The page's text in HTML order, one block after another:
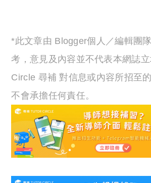
*此文章由 Blogger個人／編輯團
考，意見及內容並不代表本網誌
Circle 尋補 對信息或內容所招至
不會承擔任何責任。